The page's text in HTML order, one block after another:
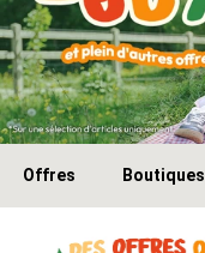
Offres Boutiques